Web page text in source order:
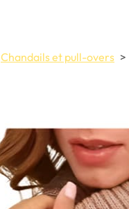
Chandails et pull-overs